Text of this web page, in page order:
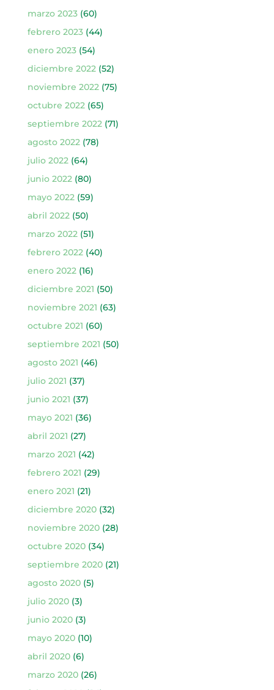
marzo 2023(60)
febrero 2023(44)
enero 2023(54)
diciembre 2022(52)
noviembre 2022(75)
octubre 2022(65)
septiembre 2022(71)
agosto 2022(78)
julio 2022(64)
junio 2022(80)
mayo 2022(59)
abril 2022(50)
marzo 2022(51)
febrero 2022(40)
enero 2022(16)
diciembre 2021 (50)
noviembre 2021 (63)
octubre 2021 (60)
septiembre 2021 (50)
agosto 2021 (46)
julio 2021 (37)
junio 2021 (37)
mayo 2021 (36)
abril 2021 (27)
marzo 2021 (42)
febrero 2021 (29)
enero 2021 (21)
diciembre 2020(32)
noviembre 2020(28)
octubre 2020(34)
septiembre 2020(21)
agosto 2020(5)
julio 2020(3)
junio 2020(3)
mayo 2020(10)
abril 2020(6)
marzo 2020(26)